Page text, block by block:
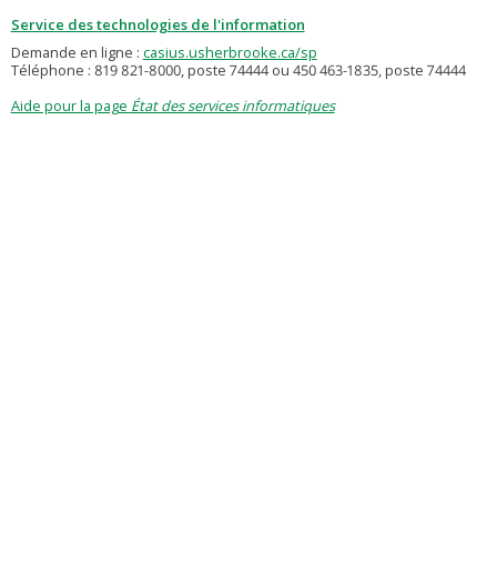
Service des technologies de l'information
Demande en ligne : casius.usherbrooke.ca/sp
Téléphone : 819 821-8000, poste 74444 ou 450 463-1835, poste 74444
Aide pour la page État des services informatiques